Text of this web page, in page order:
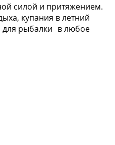
силой и притяжением.
купания в летний
для рыбалки в любое